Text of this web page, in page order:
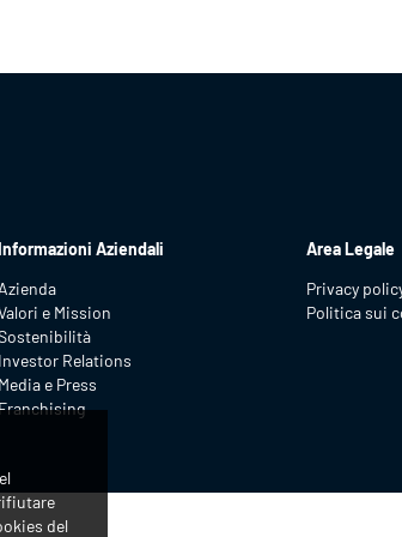
del
Aziendali
Azienda
e Mission
Investor Relations
Media e Press
Area Legale
Privacy
Politica sui